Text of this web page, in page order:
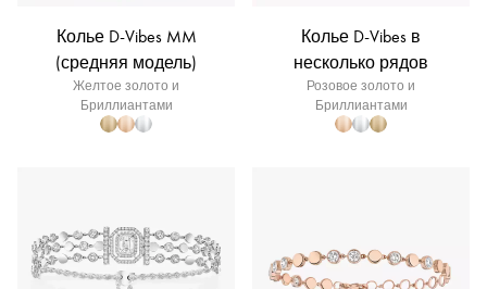
Колье D-Vibes MM
(средняя модель)
Желтое золото и
Бриллиантами
Колье D-Vibes в
несколько рядов
Розовое золото и
Бриллиантами